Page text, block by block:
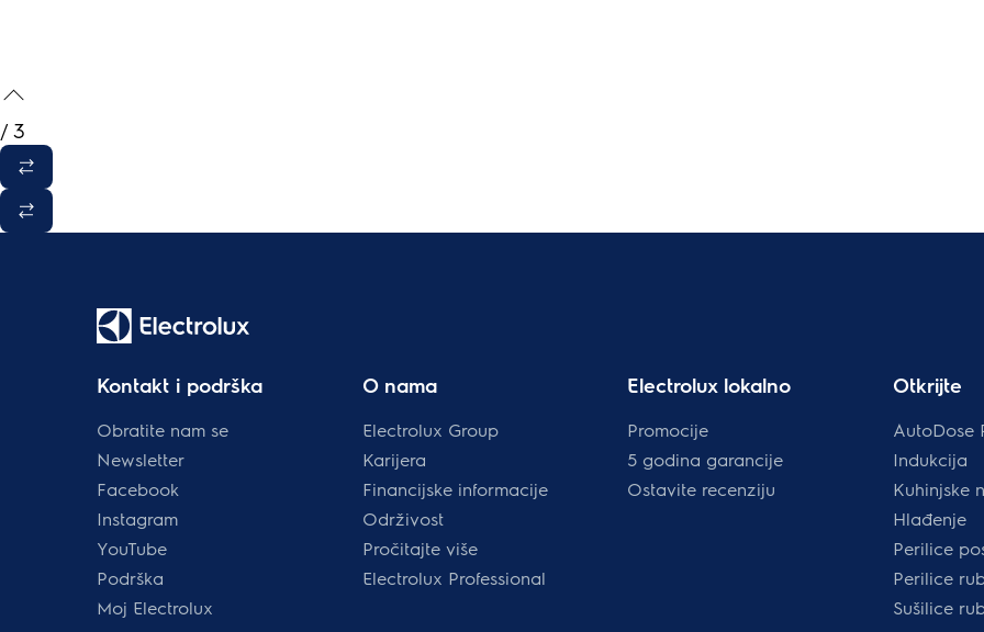
/ 3
Kontakt i podrška
Obratite nam se
Newsletter
Facebook
Instagram
YouTube
Podrška
Moj Electrolux
O nama
Electrolux Group
Karijera
Financijske informacije
Održivost
Pročitajte više
Electrolux Professional
Electrolux lokalno
Promocije
5 godina garancije
Ostavite recenziju
Otkrijte
AutoDose
Indukcija
Kuhinjske
Hlađenje
Perilice
Perilice
Sušilice